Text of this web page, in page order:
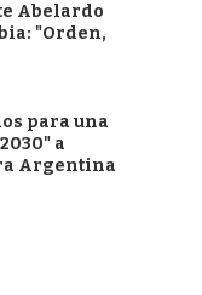
Abelardo
"Orden,
para una
a
Argentina